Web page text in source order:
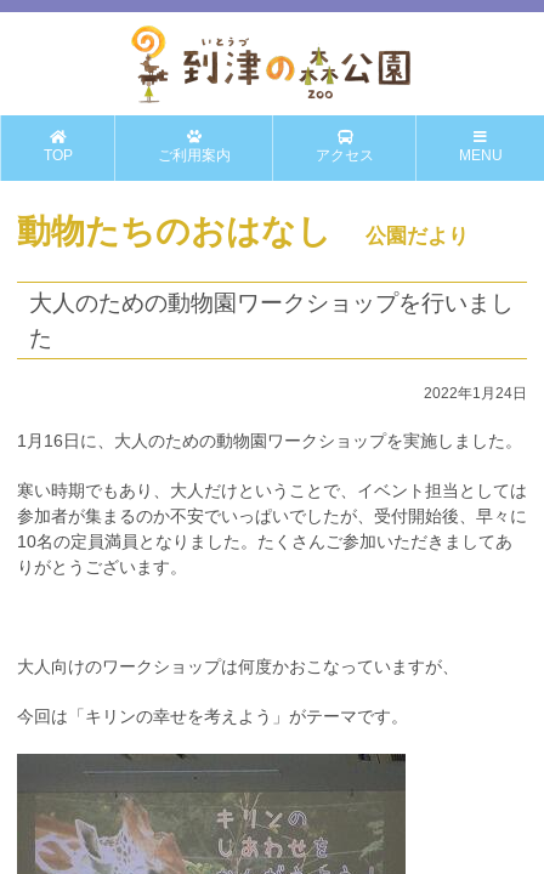
TOP ご利用案内 アクセス MENU
動物たちのおはなし 公園だより
大人のための動物園ワークショップを行いまし
た
2022年1月24日
1月16日に、大人のための動物園ワークショップを実施しました。
寒い時期でもあり、大人だけということで、イベント担当としては
参加者が集まるのか不安でいっぱいでしたが、受付開始後、早々に
10名の定員満員となりました。たくさんご参加いただきましてあ
りがとうございます。
大人向けのワークショップは何度かおこなっていますが、
今回は「キリンの幸せを考えよう」がテーマです。